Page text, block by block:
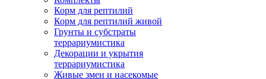
Корм для рептилий
Корм для рептилий живой
Грунты и субстраты
террариумистика
Декорации и укрытия
террариумистика
Живые змеи и насекомые